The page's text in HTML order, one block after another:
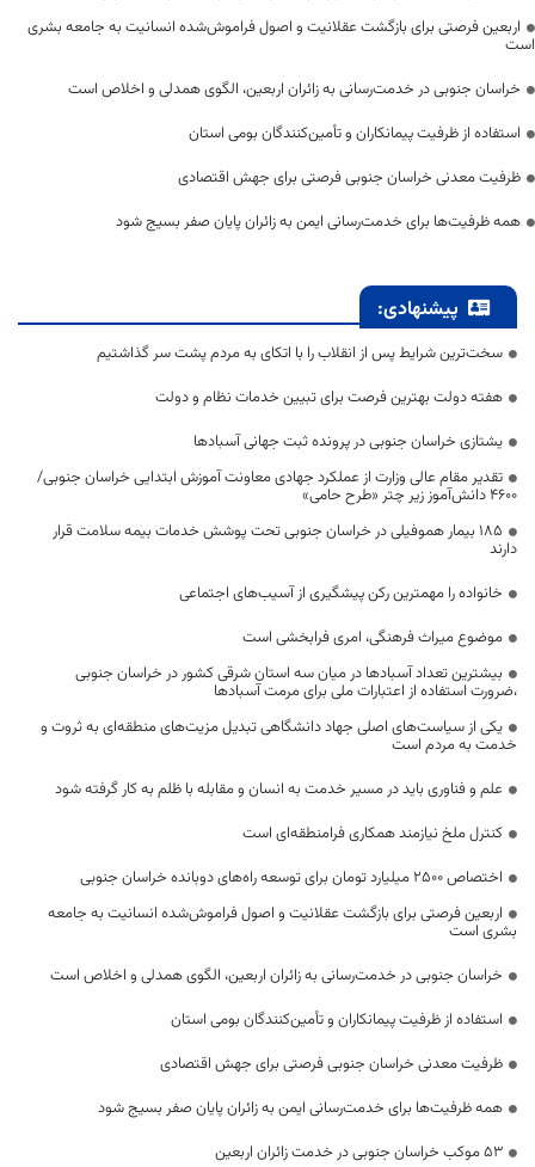
اربعین فرصتی برای بازگشت عقلانیت و اصول فراموش‌شده انسانیت به جامعه بشری
است
خراسان جنوبی در خدمت‌رسانی به زائران اربعین، الگوی همدلی و اخلاص است
استفاده از ظرفیت پیمانکاران و تأمین‌کنندگان بومی استان
ظرفیت معدنی خراسان جنوبی فرصتی برای جهش اقتصادی
همه ظرفیت‌ها برای خدمت‌رسانی ایمن به زائران پایان صفر بسیج شود
پیشنهادی:
سخت‌ترین شرایط پس از انقلاب را با اتکای به مردم پشت سر گذاشتیم
هفته دولت بهترین فرصت برای تبیین خدمات نظام و دولت
یشتازی خراسان جنوبی در پرونده ثبت جهانی آسبادها
تقدیر مقام عالی وزارت از عملکرد جهادی معاونت آموزش ابتدایی خراسان جنوبی/
۴۶۰۰ دانش‌آموز زیر چتر «طرح حامی»
۱۸۵ بیمار هموفیلی در خراسان جنوبی تحت پوشش خدمات بیمه سلامت قرار
دارند
خانواده را مهمترین رکن پیشگیری از آسیب‌های اجتماعی
موضوع میراث فرهنگی، امری فرابخشی است
بیشترین تعداد آسبادها در میان سه استان شرقی کشور در خراسان جنوبی
،ضرورت استفاده از اعتبارات ملی برای مرمت آسبادها
یکی از سیاست‌های اصلی جهاد دانشگاهی تبدیل مزیت‌های منطقه‌ای به ثروت و
خدمت به مردم است
علم و فناوری باید در مسیر خدمت به انسان و مقابله با ظلم به کار گرفته شود
کنترل ملخ نیازمند همکاری فرامنطقه‌ای است
اختصاص 2500 میلیارد تومان برای توسعه راه‌های دوبانده خراسان جنوبی
اربعین فرصتی برای بازگشت عقلانیت و اصول فراموش‌شده انسانیت به جامعه
بشری است
خراسان جنوبی در خدمت‌رسانی به زائران اربعین، الگوی همدلی و اخلاص است
استفاده از ظرفیت پیمانکاران و تأمین‌کنندگان بومی استان
ظرفیت معدنی خراسان جنوبی فرصتی برای جهش اقتصادی
همه ظرفیت‌ها برای خدمت‌رسانی ایمن به زائران پایان صفر بسیج شود
53 موکب خراسان جنوبی در خدمت زائران اربعین